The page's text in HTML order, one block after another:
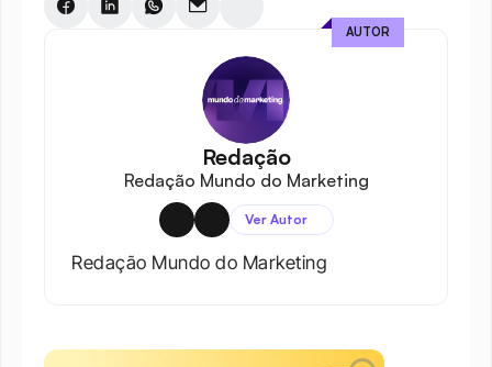
Redação
Redação Mundo do Marketing
Ver Autor
Redação Mundo do Marketing
AUTOR